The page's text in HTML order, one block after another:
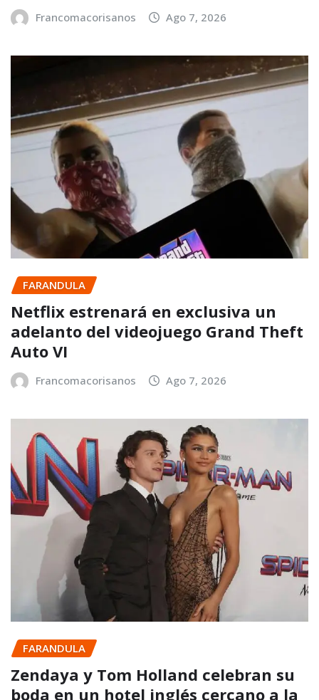
Francomacorisanos Ago 7, 2026
FARANDULA
Netflix estrenará en exclusiva un
adelanto del videojuego Grand Theft
Auto VI
Francomacorisanos Ago 7, 2026
FARANDULA
Zendaya y Tom Holland celebran su
boda en un hotel inglés cercano a la